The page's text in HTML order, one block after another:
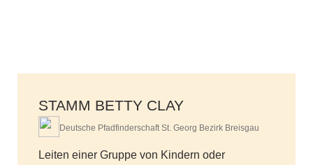
STAMM BETTY CLAY
Deutsche Pfadfinderschaft St. Georg Bezirk Breisgau
Leiten einer Gruppe von Kindern oder